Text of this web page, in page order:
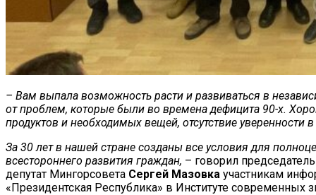
– Вам выпала возможность расти и развиваться в
от проблем, которые были во времена дефицита 90-х.
продуктов и необходимых вещей, отсутствие уверенности
За 30 лет в нашей стране созданы все условия для
всестороннего развития граждан, – говорил
депутат Мингорсовета Сергей Мазовка участникам
«Президентская Республика» в Институте